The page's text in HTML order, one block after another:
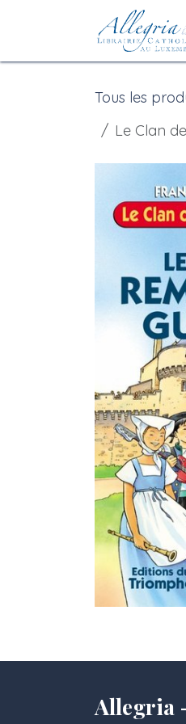
Se rendre au contenu
Tous les
Le Clan
Allegria